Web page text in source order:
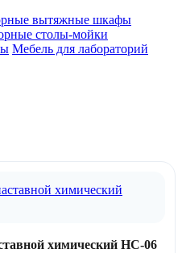
вытяжные шкафы
столы-мойки
Мебель для лабораторий
химический НС-06